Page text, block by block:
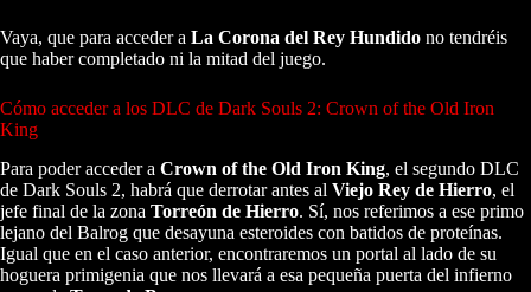
Vaya, que para acceder a La Corona del Rey Hundido no tendréis
que haber completado ni la mitad del juego.
Cómo acceder a los DLC de Dark Souls 2: Crown of the Old Iron
King
Para poder acceder a Crown of the Old Iron King, el segundo DLC
de Dark Souls 2, habrá que derrotar antes al Viejo Rey de Hierro, el
jefe final de la zona Torreón de Hierro. Sí, nos referimos a ese primo
lejano del Balrog que desayuna esteroides con batidos de proteínas.
Igual que en el caso anterior, encontraremos un portal al lado de su
hoguera primigenia que nos llevará a esa pequeña puerta del infierno